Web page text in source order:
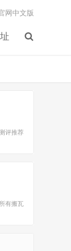
网中文版
评推荐
有搬瓦